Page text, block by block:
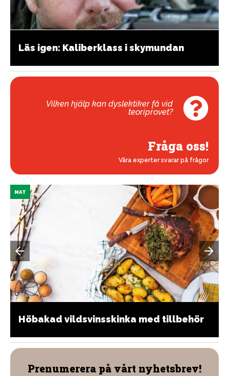
Läs igen: Kaliberklass i skymundan
Vilken hjälp kan dyslektiker få vid
teoriprovet?
Fråga oss!
Våra experter svarar på frågor
MAT
Höbakad vildsvinsskinka med tillbehör
Prenumerera på vårt nyhetsbrev!